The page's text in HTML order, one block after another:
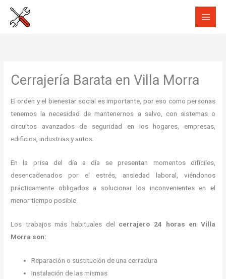
Cerrajería Barata en Villa Morra
El orden y el bienestar social es importante, por eso como personas
tenemos la necesidad de mantenernos a salvo, con sistemas o
circuitos avanzados de seguridad en los hogares, empresas,
edificios, industrias y autos.
En la prisa del día a día se presentan momentos difíciles,
desencadenados por el estrés, ansiedad laboral, viéndonos
prácticamente obligados a solucionar los inconvenientes en el
menor tiempo posible.
Los trabajos más habituales del cerrajero 24 horas en Villa
Morra son:
Reparación o sustitución de una cerradura
Instalación de las mismas